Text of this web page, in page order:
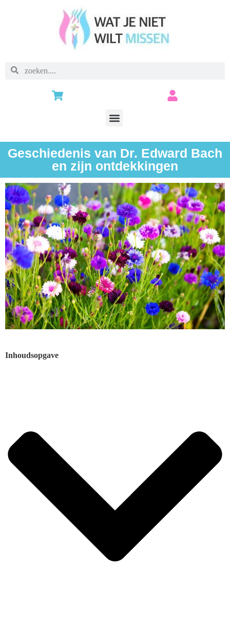
Geschiedenis van Dr. Edward Bach
en zijn ontdekkingen
Inhoudsopgave